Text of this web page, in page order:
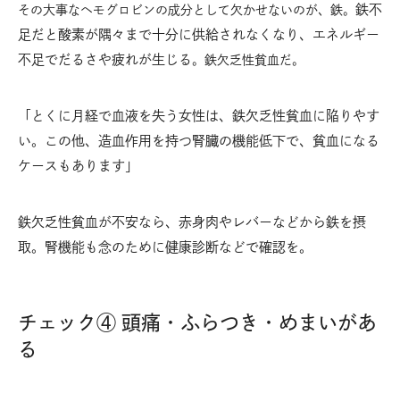
その大事なヘモグロビンの成分として欠かせないのが、鉄。 鉄不
足だと酸素が隅々まで十分に供給されなくなり、エネルギー
不足でだるさや疲れが生じる 。鉄欠乏性貧血だ。
「とくに月経で血液を失う女性は、鉄欠乏性貧血に陥りやす
い。この他、造血作用を持つ腎臓の機能低下で、貧血になる
ケースもあります」
鉄欠乏性貧血が不安なら、赤身肉やレバーなどから鉄を摂
取。腎機能も念のために健康診断などで確認を。
チェック④ 頭痛・ふらつき・めまいがあ
る